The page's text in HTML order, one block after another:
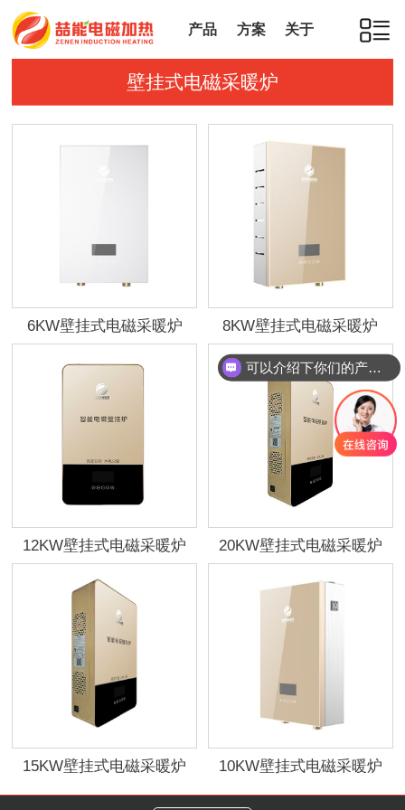
产品 方案 关于
壁挂式电磁采暖炉
6KW壁挂式电磁采暖炉 8KW壁挂式电磁采暖炉
12KW壁挂式电磁采暖炉 20KW壁挂式电磁采暖炉
15KW壁挂式电磁采暖炉 10KW壁挂式电磁采暖炉
可以介绍下你们的产品么？